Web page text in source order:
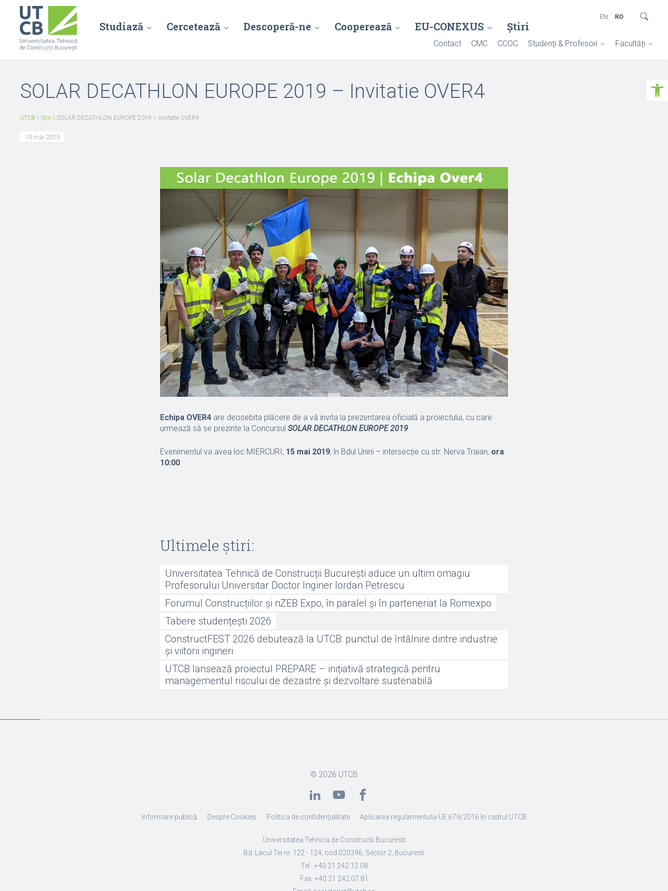
Deschide
Studiază Cercetează Descoperă-ne Cooperează EU-CONEXUS Știri
Contact CMC CCOC Studenți & Profesori Facultăți
EN RO
SOLAR DECATHLON EUROPE 2019 – Invitatie OVER4
UTCB \ Știri \ SOLAR DECATHLON EUROPE 2019 – Invitatie OVER4
10 mai 2019
Echipa OVER4 are deosebita plăcere de a vă invita la prezentarea oficială a proiectului, cu care
urmează să se prezinte la Concursul SOLAR DECATHLON EUROPE 2019.
Evenimentul va avea loc MIERCURI, 15 mai 2019, în Bdul Unirii – intersecție cu str. Nerva Traian, ora
10:00.
Ultimele știri:
Universitatea Tehnică de Construcții București aduce un ultim omagiu
Profesorului Universitar Doctor Inginer Iordan Petrescu
Forumul Construcțiilor și nZEB Expo, în paralel și în parteneriat la Romexpo
Tabere studențești 2026
ConstructFEST 2026 debutează la UTCB: punctul de întâlnire dintre industrie
și viitorii ingineri
UTCB lansează proiectul PREPARE – inițiativă strategică pentru
managementul riscului de dezastre și dezvoltare sustenabilă
© 2026 UTCB
Informare publică Despre Cookies Politica de confidențialitate Aplicarea regulamentului UE 679/2016 în cadrul UTCB
Universitatea Tehnica de Constructii Bucuresti
Bd. Lacul Tei nr. 122 - 124, cod 020396, Sector 2, Bucuresti
Tel.: +40 21 242.12.08
Fax: +40 21 242.07.81